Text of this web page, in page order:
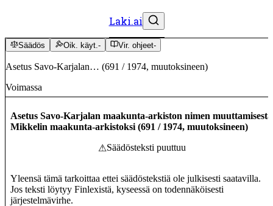
Laki.ai
Säädös Oik. käyt.- Vir. ohjeet-
Asetus Savo-Karjalan… (691 / 1974, muutoksineen)
Voimassa
Asetus Savo-Karjalan maakunta-arkiston nimen muuttamisesta
Mikkelin maakunta-arkistoksi (691 / 1974, muutoksineen)
⚠Säädösteksti puuttuu
Yleensä tämä tarkoittaa ettei säädöstekstiä ole julkisesti saatavilla.
Jos teksti löytyy Finlexistä, kyseessä on todennäköisesti
järjestelmävirhe.